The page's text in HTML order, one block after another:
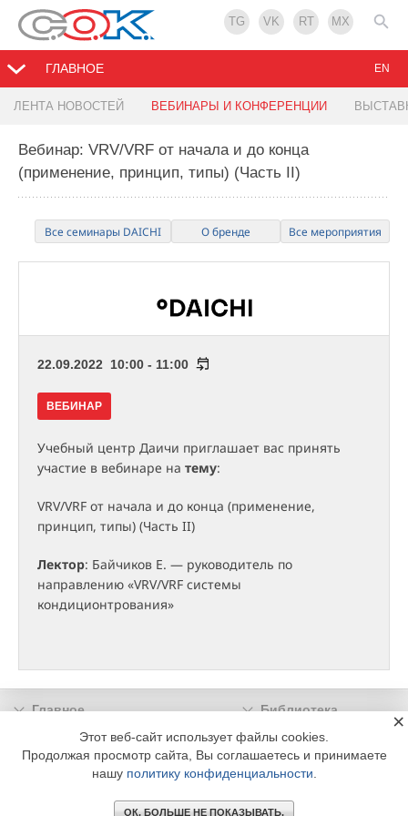
TG VK RT MX
ГЛАВНОЕ
ЛЕНТА НОВОСТЕЙ ВЕБИНАРЫ И КОНФЕРЕНЦИИ
EN
Вебинар: VRV/VRF от начала и до конца
(применение, принцип, типы) (Часть II)
Все семинары DAICHI О бренде Все мероприятия
22.09.2022 10:00 - 11:00
ВЕБИНАР
Учебный центр Даичи приглашает вас принять
участие в вебинаре на тему:
VRV/VRF от начала и до конца (применение,
принцип, типы) (Часть II)
Лектор: Байчиков Е. — руководитель по
направлению «VRV/VRF системы
кондиционтрования»
Главное
Библиотека
Подписка
Реклама
Информация
© 2002 - 2026 OOO Издательский дом «МЕДИА ТЕХНОЛОДЖИ» +7 (495) 665-00-
Этот веб-сайт использует файлы cookies.
Продолжая просмотр сайта, Вы соглашаетесь и принимаете
нашу политику конфиденциальности
ОК. БОЛЬШЕ НЕ ПОКАЗЫВАТЬ.
×